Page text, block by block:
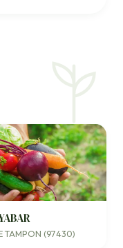
TAMPON (97430)